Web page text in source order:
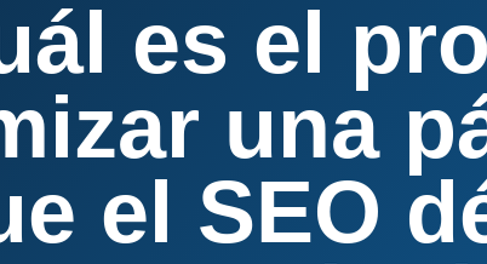
es el
una
el SEO